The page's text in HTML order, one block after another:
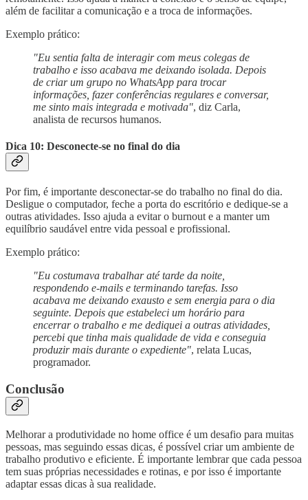
além de facilitar a comunicação e a troca de informações.
Exemplo prático:
"Eu sentia falta de interagir com meus colegas de
trabalho e isso acabava me deixando isolada. Depois
de criar um grupo no WhatsApp para trocar
informações, fazer conferências regulares e conversar,
me sinto mais integrada e motivada", diz Carla,
analista de recursos humanos.
Dica 10: Desconecte-se no final do dia
Por fim, é importante desconectar-se do trabalho no final do dia.
Desligue o computador, feche a porta do escritório e dedique-se a
outras atividades. Isso ajuda a evitar o burnout e a manter um
equilíbrio saudável entre vida pessoal e profissional.
Exemplo prático:
"Eu costumava trabalhar até tarde da noite,
respondendo e-mails e terminando tarefas. Isso
acabava me deixando exausto e sem energia para o dia
seguinte. Depois que estabeleci um horário para
encerrar o trabalho e me dediquei a outras atividades,
percebi que tinha mais qualidade de vida e conseguia
produzir mais durante o expediente", relata Lucas,
programador.
Conclusão
Melhorar a produtividade no home office é um desafio para muitas
pessoas, mas seguindo essas dicas, é possível criar um ambiente de
trabalho produtivo e eficiente. É importante lembrar que cada pessoa
tem suas próprias necessidades e rotinas, e por isso é importante
adaptar essas dicas à sua realidade.